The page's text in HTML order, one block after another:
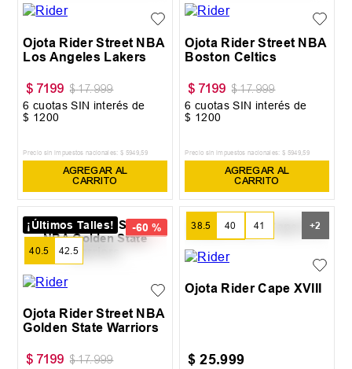
Ojota Rider Street NBA
Los Angeles Lakers
$ 7199 $ 17.999
6 cuotas SIN interés de
$ 1200
Precio sin impuestos nacionales: $ 5949,59
AGREGAR AL
CARRITO
Ojota Rider Street NBA
Boston Celtics
$ 7199 $ 17.999
6 cuotas SIN interés de
$ 1200
Precio sin impuestos nacionales: $ 5949,59
AGREGAR AL
CARRITO
-60 %
¡Últimos Talles!
40.5 42.5
Ojota Rider Street NBA
Golden State Warriors
$ 7199 $ 17.999
38.5 40 41
42 44.5
+2
Ojota Rider Cape XVIII
$ 25.999